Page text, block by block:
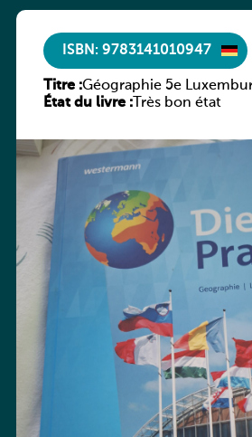
ISBN: 9783141010947
Titre :Géographie 5e
Praxis
État du livre :Très bon état